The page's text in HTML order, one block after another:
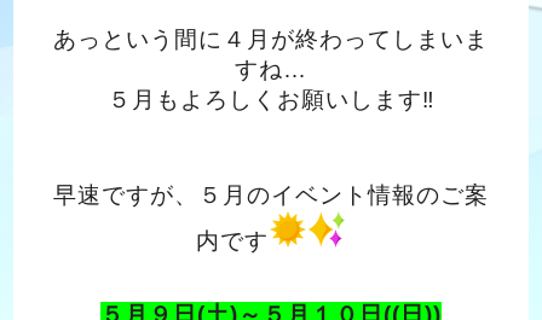
あっという間に４月が終わってしまいま
すね…
５月もよろしくお願いします‼
早速ですが、５月のイベント情報のご案
内です
５月９日(土)～５月１０日((日))